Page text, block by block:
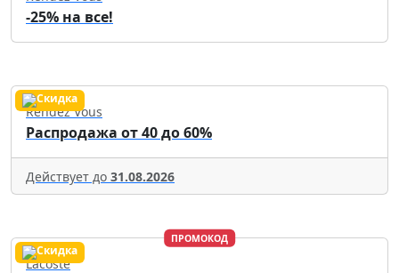
-25% на все!
Rendez Vous
Распродажа от 40 до 60%
Действует до 31.08.2026
ПРОМОКОД
Lacoste